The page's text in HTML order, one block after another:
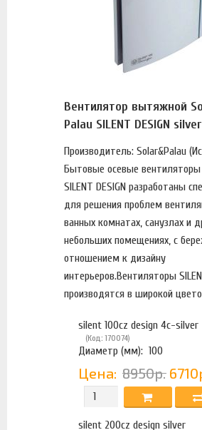
Вентилятор вытяжной
Palau SILENT DESIGN silver
Производитель: Solar&Palau
Бытовые осевые вентиляторы
SILENT DESIGN разработаны
для решения проблем
ванных комнатах, санузлах и
небольших помещениях, с
отношением к дизайну
интерьеров.Вентиляторы
производятся в широкой
silent 100cz design 4с-silver
(Код: 170074)
Диаметр (мм): 100
Цена: 8950р.
silent 200cz design silver